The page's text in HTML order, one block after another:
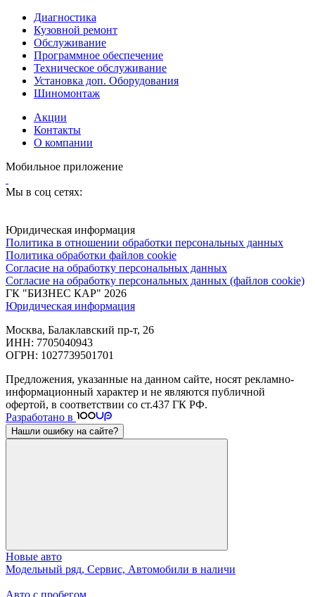
Диагностика
Кузовной ремонт
Обслуживание
Программное обеспечение
Техническое обслуживание
Установка доп. Оборудования
Шиномонтаж
Акции
Контакты
О компании
Мобильное приложение
Мы в соц сетях:
Юридическая информация
Политика в отношении обработки персональных данных
Политика обработки файлов cookie
Согласие на обработку персональных данных
Согласие на обработку персональных данных (файлов cookie)
ГК "БИЗНЕС КАР" 2026
Юридическая информация
Москва, Балаклавский пр-т, 26
ИНН: 7705040943
ОГРН: 1027739501701
Предложения, указанные на данном сайте, носят рекламно-
информационный характер и не являются публичной
офертой, в соответствии со ст.437 ГК РФ.
Разработано в
Нашли ошибку на сайте?
Новые авто
Модельный ряд, Сервис, Автомобили в наличи
Авто с пробегом